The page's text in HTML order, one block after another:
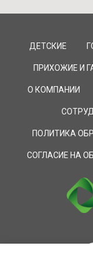
ДЕТСКИЕ
ПРИХОЖИЕ И
О КОМПАНИИ
ПОЛИТИКА
СОГЛАСИЕ НА